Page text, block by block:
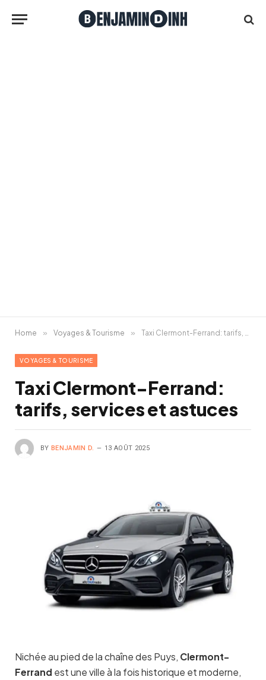
Home » Voyages & Tourisme » Taxi Clermont-Ferrand: tarifs, services et astuces
VOYAGES & TOURISME
Taxi Clermont-Ferrand:
tarifs, services et astuces
BY BENJAMIN D. 13 AOÛT 2025
Nichée au pied de la chaîne des Puys, Clermont-
Ferrand est une ville à la fois historique et moderne,